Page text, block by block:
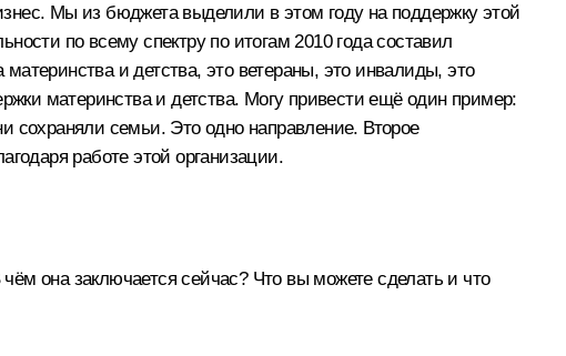
Мы из бюджета выделили в этом году на поддержку этой
по всему спектру по итогам 2010 года составил
и детства, это ветераны, это инвалиды, это
материнства и детства. Могу привести ещё один пример:
сохраняли семьи. Это одно направление. Второе
работе этой организации.
она заключается сейчас? Что вы можете сделать и что